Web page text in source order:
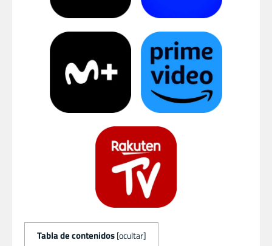
Tabla de contenidos [ocultar]